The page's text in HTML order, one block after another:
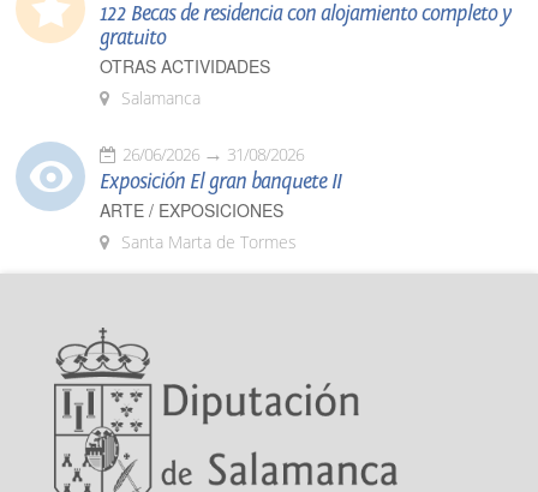
122 Becas de residencia con alojamiento completo y
gratuito
OTRAS ACTIVIDADES
Salamanca
26/06/2026 31/08/2026
Exposición El gran banquete II
ARTE / EXPOSICIONES
Santa Marta de Tormes